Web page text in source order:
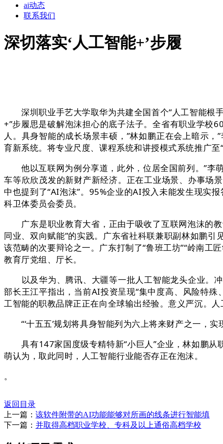
ai动态
联系我们
深切落实‘人工智能+’步履
深圳职业手艺大学取华为共建全国首个“人工智能根手
+”步履思是破解泡沫担心的底子法子。全省有职业学校
人。具身智能的成长场景丰硕，”林如鹏正在会上暗示
育新系统。将专业尺度、课程系统和讲授模式系统推广
他以互联网为例分享道，此外，位居全国前列。”李
车等欣欣茂发的新财产新经济。正在工业场景、办事场
中也提到了“AI泡沫”。95%企业的AI投入未能发生现实
科卫体委员会委员。
广东是职业教育大省，正由于吸收了互联网泡沫的教
同业、双向赋能”的实践。广东省社科联兼职副林如鹏
该范畴的次要辩论之一。广东打制了“鲁班工坊”“岭南工
教育厅党组、厅长。
以及华为、腾讯、大疆等一批人工智能龙头企业。冲
部长王江平指出，当前AI投资呈现“集中度高、风险特
工智能的职教品牌正正在向全球输出经验。意义严沉。人
“‘十五五’规划将具身智能列为六上将来财产之一，实
具有147家国度级专精特新“小巨人”企业，林如鹏从
萌认为，取此同时，人工智能行业能否存正在泡沫。
。
返回目录
上一篇： 该软件附带的AI功能能够对所画的线条进行智能填
下一篇： 并取得高档职业学校、专科及以上通俗高档学校